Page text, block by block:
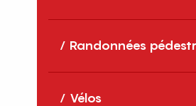
Randonnées
Vélos